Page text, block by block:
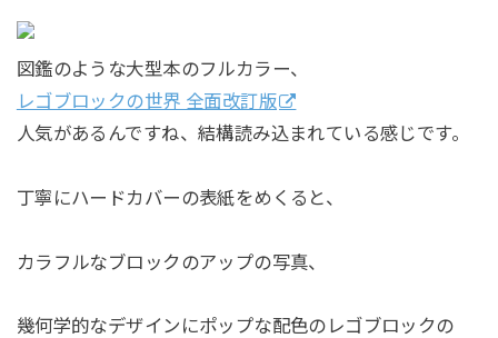
図鑑のような大型本のフルカラー、
レゴブロックの世界 全面改訂版
人気があるんですね、結構読み込まれている感じです。
丁寧にハードカバーの表紙をめくると、
カラフルなブロックのアップの写真、
幾何学的なデザインにポップな配色のレゴブロックの